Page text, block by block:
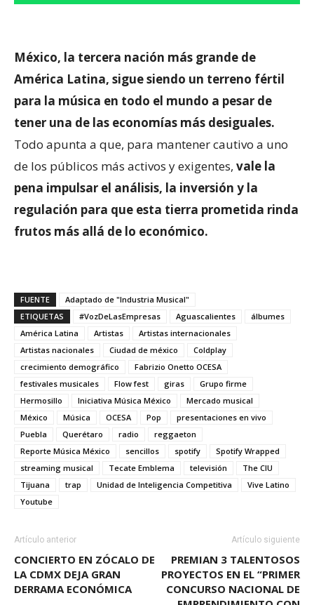
México, la tercera nación más grande de
América Latina, sigue siendo un terreno fértil
para la música en todo el mundo a pesar de
tener una de las economías más desiguales.
Todo apunta a que, para mantener cautivo a uno
de los públicos más activos y exigentes, vale la
pena impulsar el análisis, la inversión y la
regulación para que esta tierra prometida rinda
frutos más allá de lo económico.
FUENTE
Adaptado de "Industria Musical"
ETIQUETAS
#VozDeLasEmpresas Aguascalientes
álbumes
América Latina
Artistas
Artistas internacionales
Artistas nacionales
Ciudad de méxico
Coldplay
crecimiento demográfico
Fabrizio Onetto OCESA
festivales musicales
Flow fest giras
Grupo firme
Hermosillo
Iniciativa Música México
Mercado musical
México
Música OCESA Pop
presentaciones en vivo
Puebla
Querétaro radio
reggaeton
Reporte Música México
sencillos spotify
Spotify Wrapped
streaming musical
Tecate Emblema televisión
The CIU
Tijuana
trap Unidad de Inteligencia Competitiva
Vive Latino
Youtube
Artículo anterior
CONCIERTO EN ZÓCALO DE
LA CDMX DEJA GRAN
DERRAMA ECONÓMICA
Artículo siguiente
PREMIAN 3 TALENTOSOS
PROYECTOS EN EL “PRIMER
CONCURSO NACIONAL DE